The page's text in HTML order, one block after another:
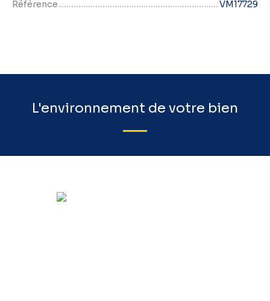
Référence
VM17729
L'environnement de votre bien